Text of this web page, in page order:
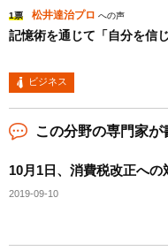
1票 松井達治プロ への声
記憶術を通じて「自分を信
ビジネス
この分野の専門家が
10月1日、消費税改正への
2019-09-10